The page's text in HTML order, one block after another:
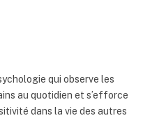
qui observe les
au quotidien et s’efforce
dans la vie des autres